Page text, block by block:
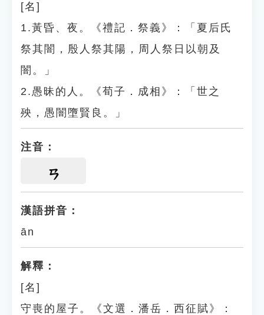
[名]
1.黃昏、夜。《禮記．祭義》：「夏后氏
祭其闇，殷人祭其陽，周人祭日以朝及
闇。」
2.愚昧的人。《荀子．成相》：「世之
殃，愚闇墮賢良。」
注音：
ㄢ
漢語拼音：
ān
解釋：
[名]
守喪的屋子。《文選．潘岳．西征賦》：